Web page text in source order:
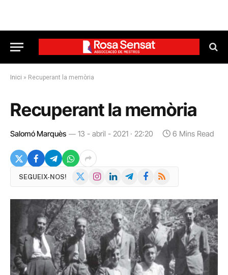
Inici » Recuperant la memòria
Recuperant la memòria
Salomó Marquès 13 - abril - 2021 · 22:20 6 Mins Read
SEGUEIX-NOS!
X
InstagramLinkedInTelegramFacebook
RSS